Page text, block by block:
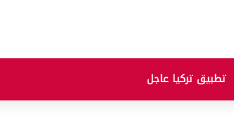
تطبيق تركيا عاجل